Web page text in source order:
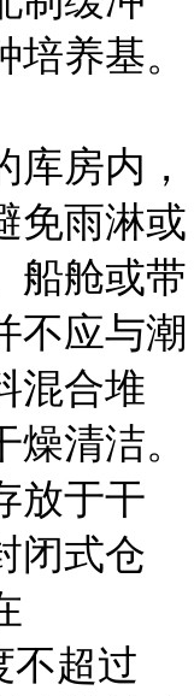
养基。
库房内，
免雨淋或
船舱或带
不应与潮
混合堆
清洁。
放于干
闭式仓
超过